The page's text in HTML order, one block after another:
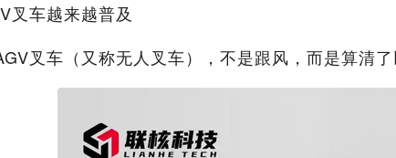
叉车越来越普及
叉车（又称无人叉车），不是跟风，而是算清